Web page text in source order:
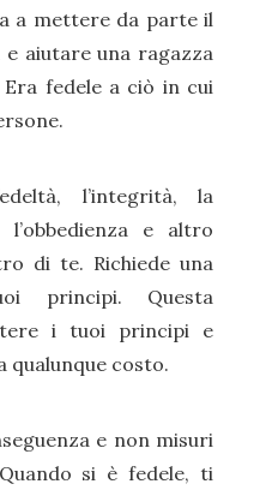
a mettere da parte il
aiutare una ragazza
Era fedele a ciò in cui
l’integrità, la
e altro
di te. Richiede una
principi. Questa
i tuoi principi e
qualunque costo.
e non misuri
si è fedele, ti